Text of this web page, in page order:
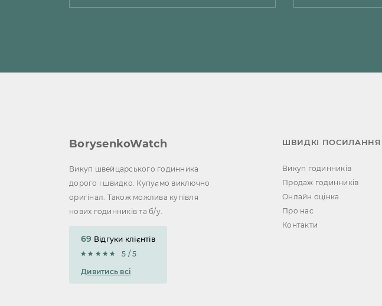
BorysenkoWatch
Викуп швейцарського годинника
дорого і швидко. Купуємо виключно
оригінал. Також можлива купівля
нових годинників та б/у.
69 Відгуки клієнтів
5 / 5
Дивитись всі
ШВИДКІ ПОСИЛАННЯ
Викуп годинників
Продаж годинників
Онлайн оцінка
Про нас
Контакти